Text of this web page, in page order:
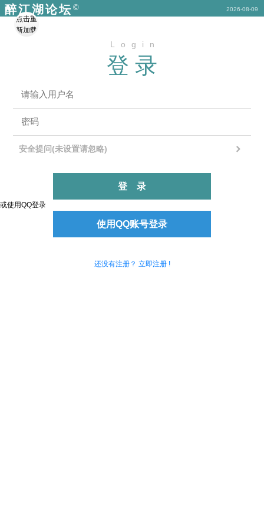
点击重
新加载
醉江湖论坛
© 2026-08-09
Login
登录
安全提问(未设置请忽略)
登录
或使用QQ登录
使用QQ账号登录
还没有注册？ 立即注册 !